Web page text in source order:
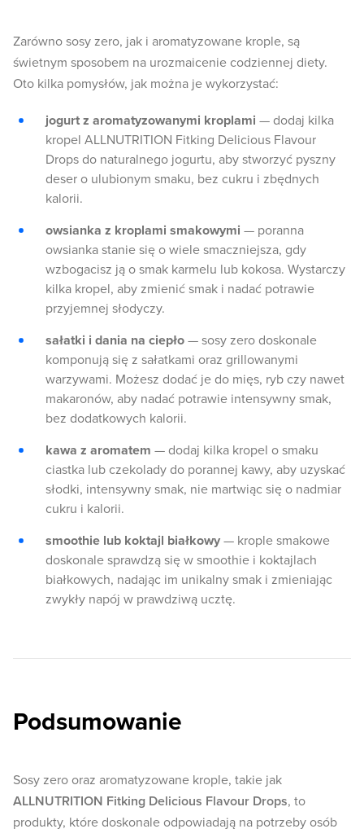
Zarówno sosy zero, jak i aromatyzowane krople, są
świetnym sposobem na urozmaicenie codziennej diety.
Oto kilka pomysłów, jak można je wykorzystać:
jogurt z aromatyzowanymi kroplami — dodaj kilka
kropel ALLNUTRITION Fitking Delicious Flavour
Drops do naturalnego jogurtu, aby stworzyć pyszny
deser o ulubionym smaku, bez cukru i zbędnych
kalorii.
owsianka z kroplami smakowymi — poranna
owsianka stanie się o wiele smaczniejsza, gdy
wzbogacisz ją o smak karmelu lub kokosa. Wystarczy
kilka kropel, aby zmienić smak i nadać potrawie
przyjemnej słodyczy.
sałatki i dania na ciepło — sosy zero doskonale
komponują się z sałatkami oraz grillowanymi
warzywami. Możesz dodać je do mięs, ryb czy nawet
makaronów, aby nadać potrawie intensywny smak,
bez dodatkowych kalorii.
kawa z aromatem — dodaj kilka kropel o smaku
ciastka lub czekolady do porannej kawy, aby uzyskać
słodki, intensywny smak, nie martwiąc się o nadmiar
cukru i kalorii.
smoothie lub koktajl białkowy — krople smakowe
doskonale sprawdzą się w smoothie i koktajlach
białkowych, nadając im unikalny smak i zmieniając
zwykły napój w prawdziwą ucztę.
Podsumowanie
Sosy zero oraz aromatyzowane krople, takie jak
ALLNUTRITION Fitking Delicious Flavour Drops, to
produkty, które doskonale odpowiadają na potrzeby osób